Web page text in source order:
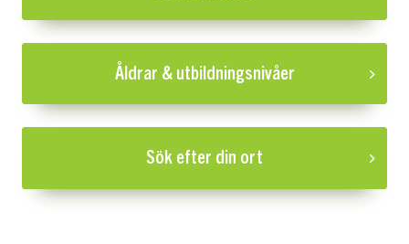
Åldrar & utbildningsnivåer
Sök efter din ort